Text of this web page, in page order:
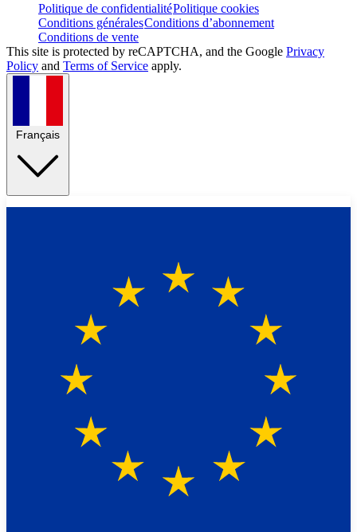
Politique de confidentialitéPolitique cookies
Conditions généralesConditions d’abonnement
Conditions de vente
This site is protected by reCAPTCHA, and the Google Privacy
Policy and Terms of Service apply.
Français